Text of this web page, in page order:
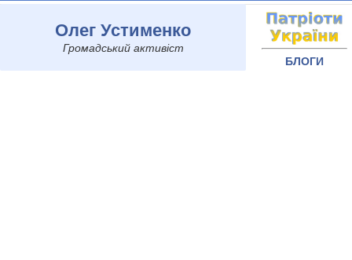
Олег Устименко
Громадський активіст
БЛОГИ